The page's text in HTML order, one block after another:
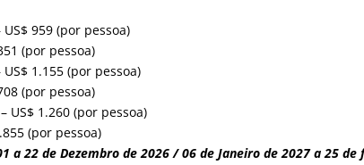
US$ 959 (por pessoa)
(por pessoa)
US$ 1.155 (por pessoa)
(por pessoa)
US$ 1.260 (por pessoa)
(por pessoa)
a 22 de Dezembro de 2026 / 06 de Janeiro de 2027 a 25